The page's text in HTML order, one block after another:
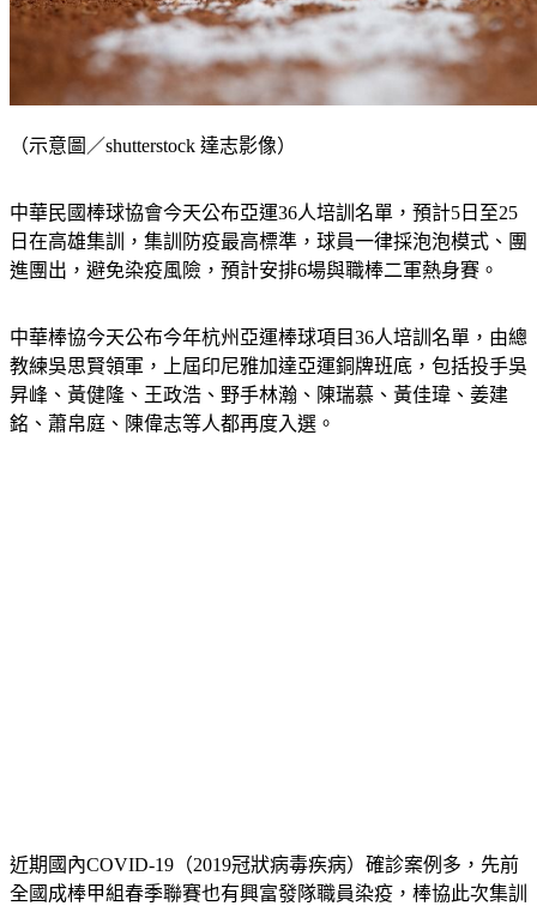
（示意圖／shutterstock 達志影像）
中華民國棒球協會今天公布亞運36人培訓名單，預計5日至25
日在高雄集訓，集訓防疫最高標準，球員一律採泡泡模式、團
進團出，避免染疫風險，預計安排6場與職棒二軍熱身賽。
中華棒協今天公布今年杭州亞運棒球項目36人培訓名單，由總
教練吳思賢領軍，上屆印尼雅加達亞運銅牌班底，包括投手吳
昇峰、黃健隆、王政浩、野手林瀚、陳瑞慕、黃佳瑋、姜建
銘、蕭帛庭、陳偉志等人都再度入選。
近期國內COVID-19（2019冠狀病毒疾病）確診案例多，先前
全國成棒甲組春季聯賽也有興富發隊職員染疫，棒協此次集訓